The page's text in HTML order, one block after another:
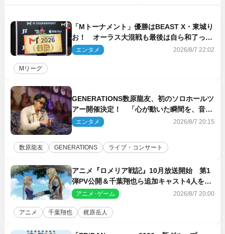
「Mトーナメント」優勝はBEAST X・東城り
お！ オーラス大混戦も最後は自ら和了って
幕引き
エンタメ 2026/8/7 22:02
Mリーグ
GENERATIONS数原龍友、初のソロホールツ
アー開催決定！ 「心が動いた瞬間を、音に
乗せてお届けできれば」
エンタメ 2026/8/7 20:15
数原龍友 GENERATIONS ライブ・コンサート
アニメ『ロメリア戦記』10月放送開始 第1
弾PV公開＆千葉翔也ら追加キャスト4人を発
表アニメ･ゲーム 2026/8/7 20:00
アニメ 千葉翔也 梶原岳人